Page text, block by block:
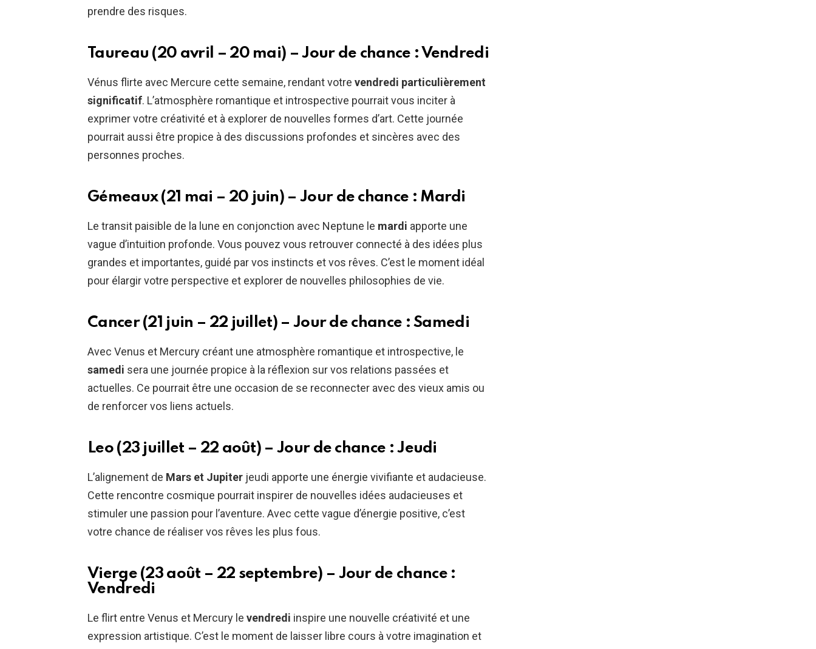
prendre des risques.
Taureau (20 avril – 20 mai) – Jour de chance : Vendredi
Vénus flirte avec Mercure cette semaine, rendant votre vendredi particulièrement
significatif. L’atmosphère romantique et introspective pourrait vous inciter à
exprimer votre créativité et à explorer de nouvelles formes d’art. Cette journée
pourrait aussi être propice à des discussions profondes et sincères avec des
personnes proches.
Gémeaux (21 mai – 20 juin) – Jour de chance : Mardi
Le transit paisible de la lune en conjonction avec Neptune le mardi apporte une
vague d’intuition profonde. Vous pouvez vous retrouver connecté à des idées plus
grandes et importantes, guidé par vos instincts et vos rêves. C’est le moment idéal
pour élargir votre perspective et explorer de nouvelles philosophies de vie.
Cancer (21 juin – 22 juillet) – Jour de chance : Samedi
Avec Venus et Mercury créant une atmosphère romantique et introspective, le
samedi sera une journée propice à la réflexion sur vos relations passées et
actuelles. Ce pourrait être une occasion de se reconnecter avec des vieux amis ou
de renforcer vos liens actuels.
Leo (23 juillet – 22 août) – Jour de chance : Jeudi
L’alignement de Mars et Jupiter jeudi apporte une énergie vivifiante et audacieuse.
Cette rencontre cosmique pourrait inspirer de nouvelles idées audacieuses et
stimuler une passion pour l’aventure. Avec cette vague d’énergie positive, c’est
votre chance de réaliser vos rêves les plus fous.
Vierge (23 août – 22 septembre) – Jour de chance :
Vendredi
Le flirt entre Venus et Mercury le vendredi inspire une nouvelle créativité et une
expression artistique. C’est le moment de laisser libre cours à votre imagination et